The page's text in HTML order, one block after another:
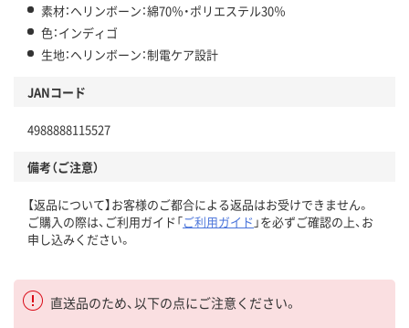
素材：ヘリンボーン：綿70％・ポリエステル30％
色：インディゴ
生地：ヘリンボーン：制電ケア設計
JANコード
4988888115527
備考（ご注意）
【返品について】お客様のご都合による返品はお受けできません。
ご購入の際は、ご利用ガイド「ご利用ガイド 」を必ずご確認の上、お
申し込みください。
直送品のため、以下の点にご注意ください。